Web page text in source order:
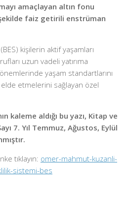
amaçlayan altın fonu
faiz getirili enstrüman
kişilerin aktif yaşamları
uzun vadeli yatırıma
yaşam standartlarını
etmelerini sağlayan özel
kaleme aldığı bu yazı, Kitap ve
7. Yıl Temmuz, Ağustos, Eylül
tıklayın: omer-mahmut-kuzanli-
sistemi-bes